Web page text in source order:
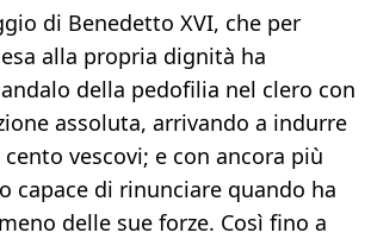
di Benedetto XVI, che per
alla propria dignità ha
della pedofilia nel clero con
assoluta, arrivando a indurre
vescovi; e con ancora più
capace di rinunciare quando ha
delle sue forze. Così fino a